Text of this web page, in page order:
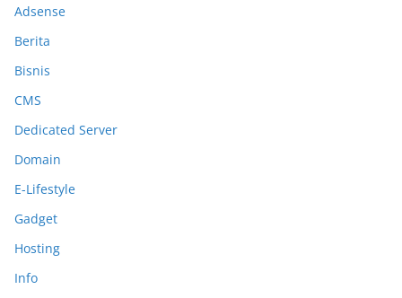
Adsense
Berita
Bisnis
CMS
Dedicated Server
Domain
E-Lifestyle
Gadget
Hosting
Info